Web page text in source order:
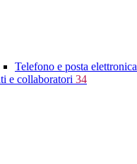
Telefono e posta elettronica
e collaboratori 34